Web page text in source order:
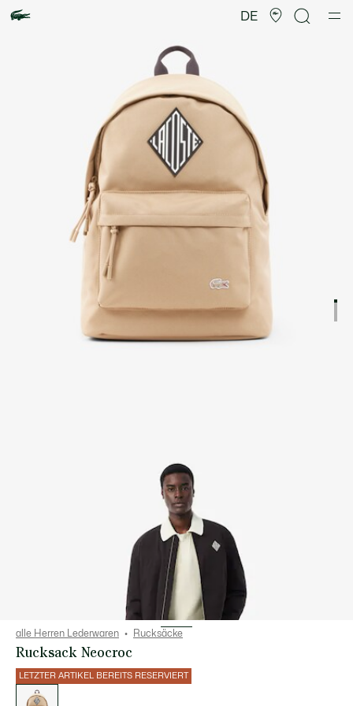
DE
alle Herren Lederwaren Rucksäcke
Rucksack Neocroc
LETZTER ARTIKEL BEREITS RESERVIERT
Varianten